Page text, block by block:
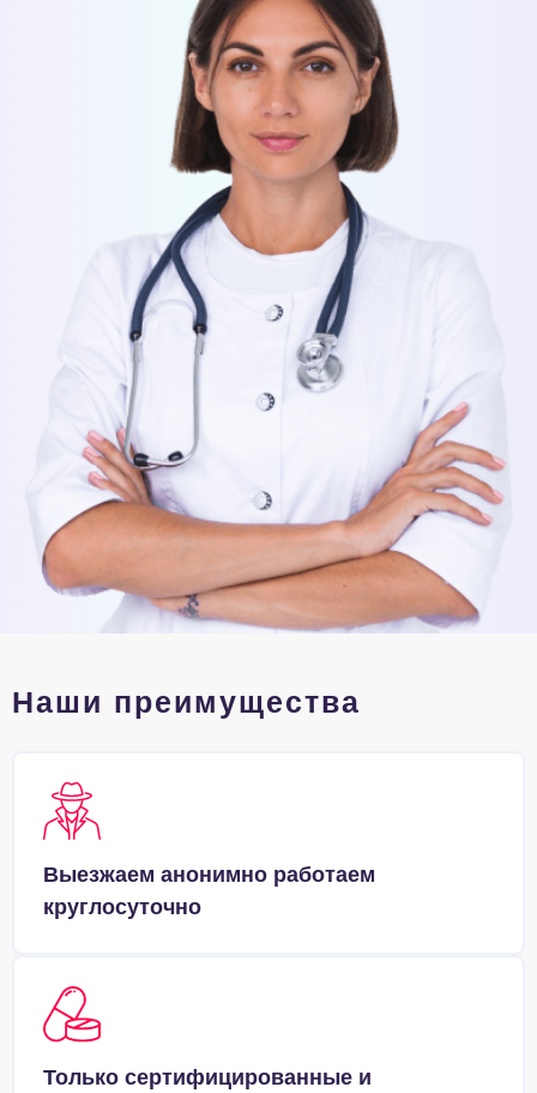
Наши преимущества
Выезжаем анонимно работаем
круглосуточно
Только сертифицированные и